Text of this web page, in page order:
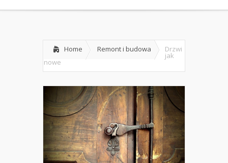
Home Remont i budowa Drzwi
jak
nowe